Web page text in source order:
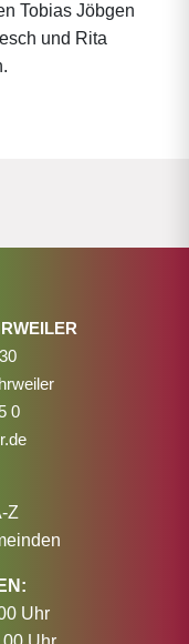
Tobias Jöbgen
und Rita
0
Z
Uhr